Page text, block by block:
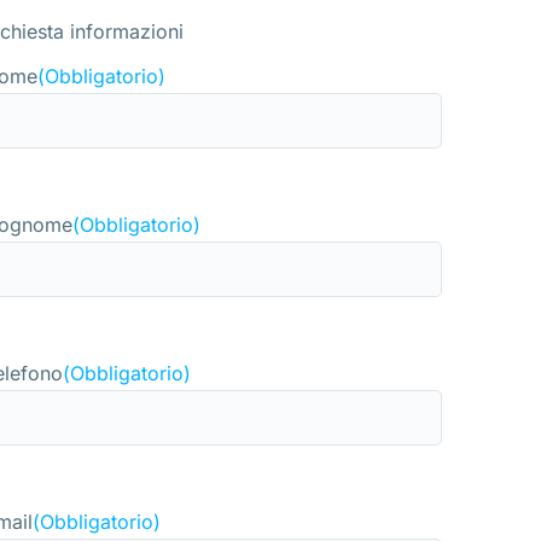
informazioni
(Obbligatorio)
(Obbligatorio)
(Obbligatorio)
(Obbligatorio)